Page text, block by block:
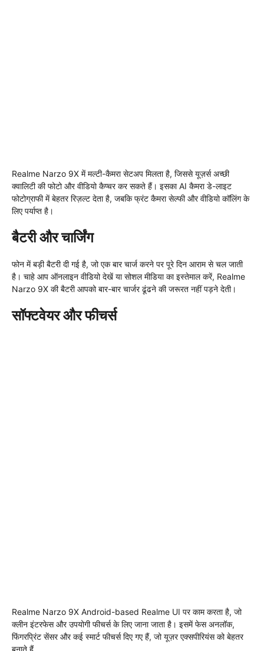
Realme Narzo 9X में मल्टी-कैमरा सेटअप मिलता है, जिससे यूज़र्स अच्छी
क्वालिटी की फोटो और वीडियो कैप्चर कर सकते हैं। इसका AI कैमरा डे-लाइट
फोटोग्राफी में बेहतर रिज़ल्ट देता है, जबकि फ्रंट कैमरा सेल्फी और वीडियो कॉलिंग के
लिए पर्याप्त है।
बैटरी और चार्जिंग
फोन में बड़ी बैटरी दी गई है, जो एक बार चार्ज करने पर पूरे दिन आराम से चल जाती
है। चाहे आप ऑनलाइन वीडियो देखें या सोशल मीडिया का इस्तेमाल करें, Realme
Narzo 9X की बैटरी आपको बार-बार चार्जर ढूंढने की जरूरत नहीं पड़ने देती।
सॉफ्टवेयर और फीचर्स
Realme Narzo 9X Android-based Realme UI पर काम करता है, जो
क्लीन इंटरफेस और उपयोगी फीचर्स के लिए जाना जाता है। इसमें फेस अनलॉक,
फिंगरप्रिंट सेंसर और कई स्मार्ट फीचर्स दिए गए हैं, जो यूज़र एक्सपीरियंस को बेहतर